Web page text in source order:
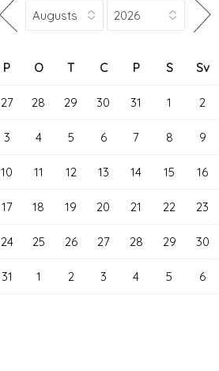
P O T C P S Sv
27 28 29 30 31 1 2
3 4 5 6 7 8 9
10 11 12 13 14 15 16
17 18 19 20 21 22 23
24 25 26 27 28 29 30
31 1 2 3 4 5 6